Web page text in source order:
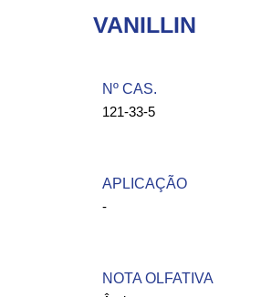
VANILLIN
Nº CAS.​
121-33-5
APLICAÇÃO
-
NOTA OLFATIVA